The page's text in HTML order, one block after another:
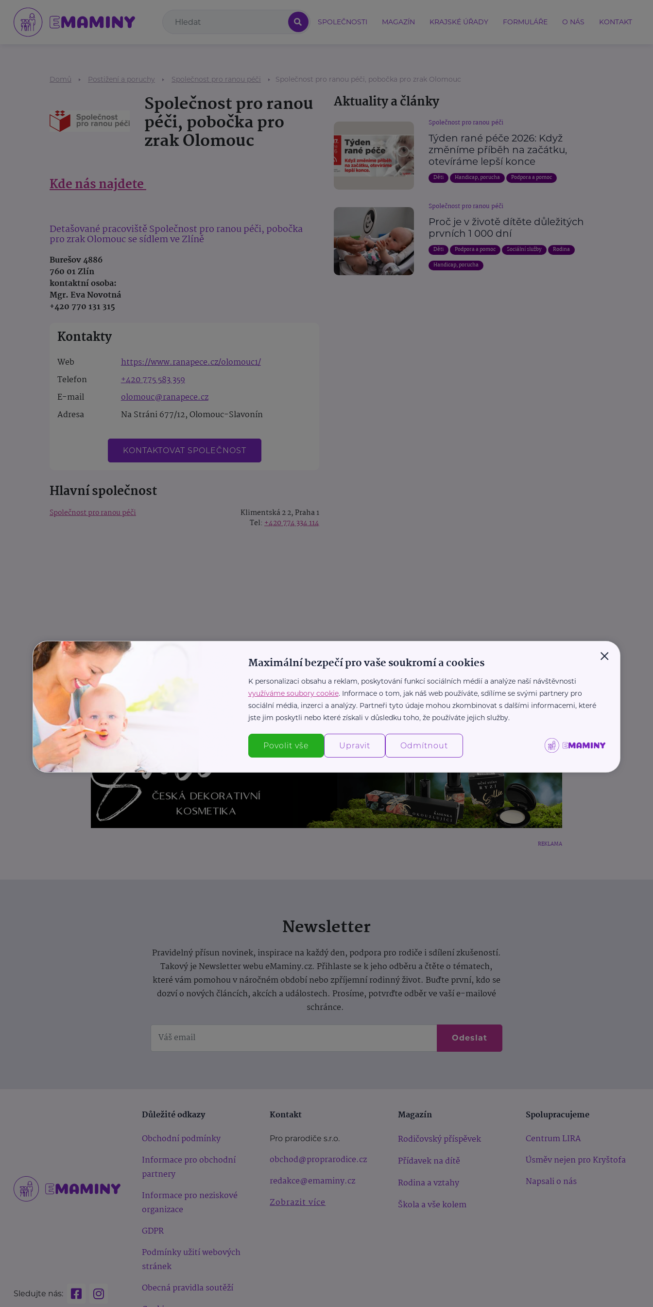
SPOLEČNOSTI MAGAZÍN KRAJSKÉ ÚŘADY FORMULÁŘE O NÁS KONTAKT
Domů Postižení a poruchy Společnost pro ranou péči Společnost pro ranou péči, pobočka pro zrak Olomouc
Společnost pro ranou
péči, pobočka pro
zrak Olomouc
Kde nás najdete
Detašované pracoviště Společnost pro ranou péči, pobočka
pro zrak Olomouc se sídlem ve Zlíně
Burešov 4886
760 01 Zlín
kontaktní osoba:
Mgr. Eva Novotná
+420 770 131 315
Kontakty
Web
https://www.ranapece.cz/olomouc1/
Telefon
+420 775 583 359
E-mail
olomouc@ranapece.cz
Adresa
Na Stráni 677/12, Olomouc-Slavonín
KONTAKTOVAT SPOLEČNOST
Hlavní společnost
Společnost pro ranou péči
Klimentská 2 2, Praha 1
Tel: +420 774 334 114
Aktuality a články
Společnost pro ranou péči
Týden rané péče 2026: Když
změníme příběh na začátku,
otevíráme lepší konce
Děti Handicap, porucha Podpora a pomoc
Společnost pro ranou péči
Proč je v životě dítěte důležitých
prvních 1 000 dní
Děti Podpora a pomoc Sociální služby
Rodina
Handicap, porucha
REKLAMA
Newsletter
Pravidelný přísun novinek, inspirace na každý den, podpora pro rodiče i sdílení zkušeností.
Takový je Newsletter webu eMaminy.cz. Přihlaste se k jeho odběru a čtěte o tématech,
které vám pomohou v náročném období nebo zpříjemní rodinný život. Buďte první, kdo se
dozví o nových článcích, akcích a událostech. Prosíme, potvrďte odběr ve vaší e-mailové
schránce.
Odeslat
Sledujte nás:
Důležité odkazy
Obchodní podmínky
Informace pro obchodní
partnery
Informace pro neziskové
organizace
GDPR
Podmínky užití webových
stránek
Obecná pravidla soutěží
Kontakt
Pro prarodiče s.r.o.
obchod@proprarodice.cz
redakce@emaminy.cz
Zobrazit více
Magazín
Rodičovský příspěvek
Přídavek na dítě
Rodina a vztahy
Škola a vše kolem
Spolupracujeme
Centrum LIRA
Úsměv nejen pro Kryštofa
Napsali o nás
×
Maximální bezpečí pro vaše soukromí a cookies
K personalizaci obsahu a reklam, poskytování funkcí sociálních médií a analýze naší návštěvnosti
využíváme soubory cookie. Informace o tom, jak náš web používáte, sdílíme se svými partnery pro
sociální média, inzerci a analýzy. Partneři tyto údaje mohou zkombinovat s dalšími informacemi, které
jste jim poskytli nebo které získali v důsledku toho, že používáte jejich služby.
Povolit vše Upravit Odmítnout